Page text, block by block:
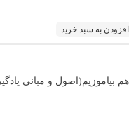
به سبد خرید
بیاموزیم(اصول و مبانی